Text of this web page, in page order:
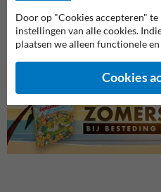
Door op "Cookies accepteren"
instellingen van alle cookies.
plaatsen we alleen functionele
Cookies